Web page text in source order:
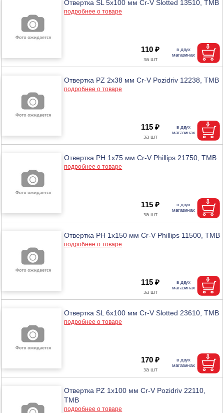
Отвертка SL 5х100 мм Cr-V Slotted 13510, ТМВ
подробнее о товаре
110 ₽
Отвертка PZ 2х38 мм Cr-V Pozidriv 12238, ТМВ
подробнее о товаре
115 ₽
Отвертка PH 1х75 мм Cr-V Phillips 21750, ТМВ
подробнее о товаре
115 ₽
Отвертка PH 1х150 мм Cr-V Phillips 11500, ТМВ
подробнее о товаре
115 ₽
Отвертка SL 6х100 мм Cr-V Slotted 23610, ТМВ
подробнее о товаре
170 ₽
Отвертка PZ 1х100 мм Cr-V Pozidriv 22110,
ТМВ
подробнее о товаре